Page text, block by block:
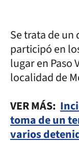
Se trata de
participó en
lugar en Paso
localidad de
VER MÁS:
toma de un
varios